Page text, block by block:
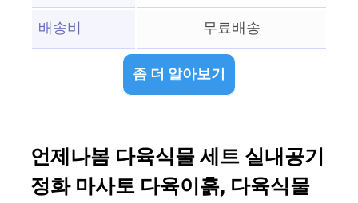
배송비 무료배송
좀 더 알아보기
언제나봄 다육식물 세트 실내공기
정화 마사토 다육이흙, 다육식물